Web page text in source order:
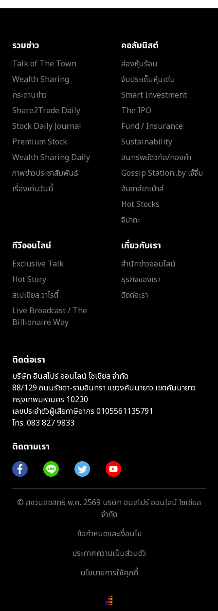
รวมข่าว
Talk of The Town
Wealth Sharing
กระดานข่าว
Share2Trade Daily
Stock Daily Journal
Premium Stock
Wealth Sharing Daily
ภาพข่าวประชาสัมพันธ์
เรื่องเด่นวันนี้
คอลัมนิสต์
ส่องหุ้นร้อน
จับประเด็นหุ้นเด่น
Smart Investment
The IPO
Fund / Insurance
Sustainability
สินทรัพย์ดิจิทัล/ทองคำ
Gossip Station..by เจ๊จิ๋ม
ส้มซ่าส์ขาเม้าส์
Hot Stocks
จิปาถะ
ทีวีออนไลน์
Exclusive Talk
Hot Story
สเปเชียล วาไรตี้
Live Broadcast / The
Billionaire Way
เกี่ยวกับเรา
สำนักข่าวออนไลน์
ธุรกิจของเรา
ติดต่อเรา
ติดต่อเรา
บริษัท อินสไปร์ ออนไลน์ โซเชียล จำกัด
88/129 ถนนรัชดา-รามอินทรา แขวงคันนายาว เขตคันนายาว
กรุงเทพมหานคร 10230
เลขประจำตัวผู้เสียภาษีอากร 0105561135791
โทร. 083 827 9833
ติดตามเรา
© สงวนลิขสิทธิ์ พ.ศ. 2569 บริษัท อินสไปร์ ออนไลน์ โซเชียล
จำกัด
ข้อกำหนดและเงื่อนไข
ประกาศความเป็นส่วนตัว
นโยบายการใช้คุกกี้